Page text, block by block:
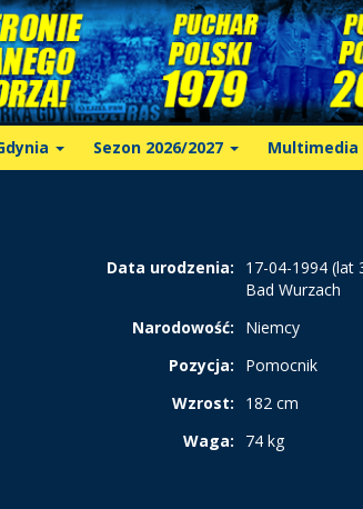
Sezon 2026/2027 Multimedia
Data urodzenia:
17-04-1994 (lat
Bad Wurzach
Narodowość:
Niemcy
Pozycja:
Pomocnik
Wzrost:
182 cm
Waga:
74 kg